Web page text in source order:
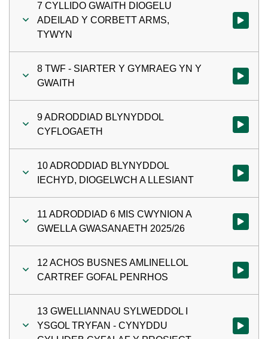
7 CYLLIDO GWAITH DIOGELU
ADEILAD Y CORBETT ARMS,
TYWYN
Gwylio'r
8 TWF - SIARTER Y GYMRAEG YN Y
GWAITH
Gwylio'r
9 ADRODDIAD BLYNYDDOL
CYFLOGAETH
Gwylio'r
10 ADRODDIAD BLYNYDDOL
IECHYD, DIOGELWCH A LLESIANT
Gwylio'r
11 ADRODDIAD 6 MIS CWYNION A
GWELLA GWASANAETH 2025/26
Gwylio'r
12 ACHOS BUSNES AMLINELLOL
CARTREF GOFAL PENRHOS
Gwylio'r
13 GWELLIANNAU SYLWEDDOL I
YSGOL TRYFAN - CYNYDDU
Gwylio'r